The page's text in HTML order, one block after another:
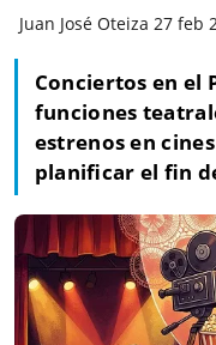
Juan José Oteiza 27 feb
Conciertos en el
funciones
estrenos en
planificar el fin